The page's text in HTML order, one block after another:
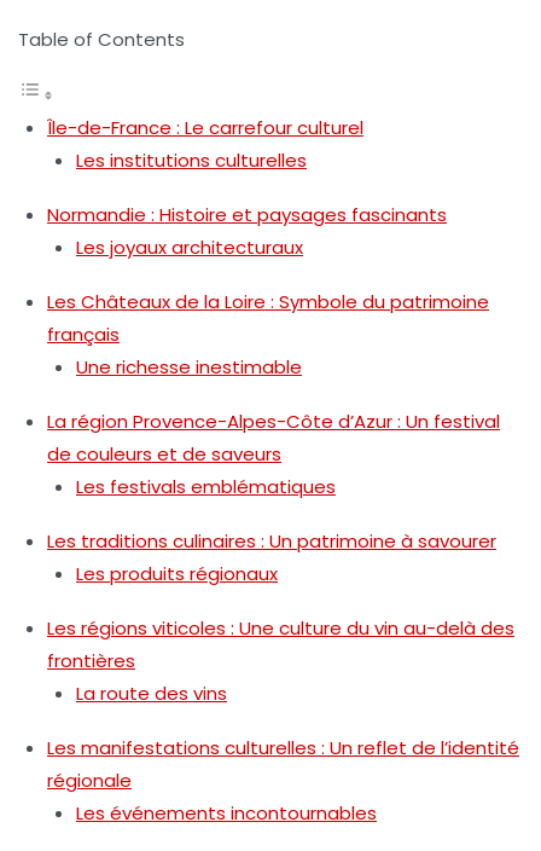
Table of Contents
Île-de-France : Le carrefour culturel
Les institutions culturelles
Normandie : Histoire et paysages fascinants
Les joyaux architecturaux
Les Châteaux de la Loire : Symbole du patrimoine
français
Une richesse inestimable
La région Provence-Alpes-Côte d’Azur : Un festival
de couleurs et de saveurs
Les festivals emblématiques
Les traditions culinaires : Un patrimoine à savourer
Les produits régionaux
Les régions viticoles : Une culture du vin au-delà des
frontières
La route des vins
Les manifestations culturelles : Un reflet de l’identité
régionale
Les événements incontournables